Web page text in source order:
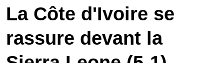
La Côte d'Ivoire se
rassure devant la